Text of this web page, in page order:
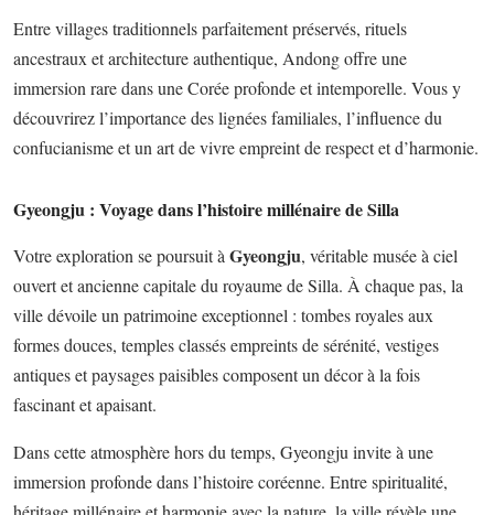
Entre villages traditionnels parfaitement préservés, rituels
ancestraux et architecture authentique, Andong offre une
immersion rare dans une Corée profonde et intemporelle. Vous y
découvrirez l’importance des lignées familiales, l’influence du
confucianisme et un art de vivre empreint de respect et d’harmonie.
Gyeongju : Voyage dans l’histoire millénaire de Silla
Votre exploration se poursuit à Gyeongju, véritable musée à ciel
ouvert et ancienne capitale du royaume de Silla. À chaque pas, la
ville dévoile un patrimoine exceptionnel : tombes royales aux
formes douces, temples classés empreints de sérénité, vestiges
antiques et paysages paisibles composent un décor à la fois
fascinant et apaisant.
Dans cette atmosphère hors du temps, Gyeongju invite à une
immersion profonde dans l’histoire coréenne. Entre spiritualité,